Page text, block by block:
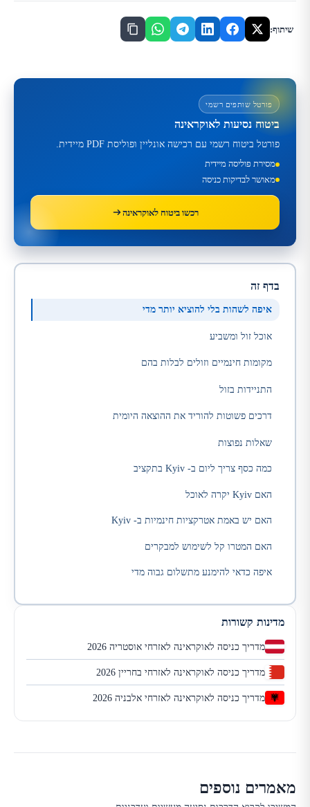
שיתוף:
פורטל שותפים רשמי
ביטוח נסיעות לאוקראינה
פורטל ביטוח רשמי עם רכישה אונליין ופוליסת PDF מיידית.
מסירת פוליסה מיידית
מאושר לבדיקות כניסה
רכשו ביטוח לאוקראינה
בדף זה
איפה לשהות בלי להוציא יותר מדי
אוכל זול ומשביע
מקומות חינמיים וזולים לבלות בהם
התניידות בזול
דרכים פשוטות להוריד את ההוצאה היומית
שאלות נפוצות
כמה כסף צריך ליום ב- Kyiv בתקציב
האם Kyiv יקרה לאוכל
האם יש באמת אטרקציות חינמיות ב- Kyiv
האם המטרו קל לשימוש למבקרים
איפה כדאי להימנע מתשלום גבוה מדי
מדינות קשורות
מדריך כניסה לאוקראינה לאזרחי אוסטריה 2026
מדריך כניסה לאוקראינה לאזרחי בחריין 2026
מדריך כניסה לאוקראינה לאזרחי אלבניה 2026
מאמרים נוספים